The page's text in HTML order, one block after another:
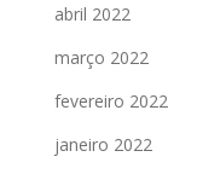
abril 2022
março 2022
fevereiro 2022
janeiro 2022